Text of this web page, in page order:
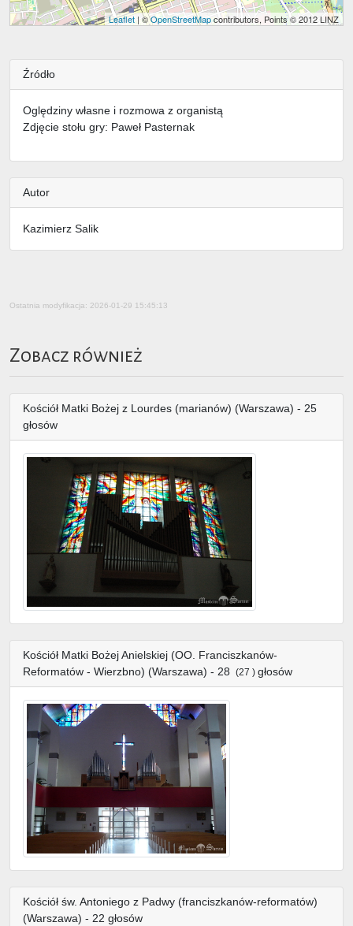
Leaflet | ©OpenStreetMapcontributors, Points © 2012 LINZ
Źródło
Oględziny własne i rozmowa z organistą
Zdjęcie stołu gry: Paweł Pasternak
Autor
Kazimierz Salik
Ostatnia modyfikacja: 2026-01-29 15:45:13
Zobacz również
Kościół Matki Bożej z Lourdes (marianów) (Warszawa) - 25
głosów
Kościół Matki Bożej Anielskiej (OO. Franciszkanów-
Reformatów - Wierzbno) (Warszawa) - 28 (27 ) głosów
Kościół św. Antoniego z Padwy (franciszkanów-reformatów)
(Warszawa) - 22 głosów